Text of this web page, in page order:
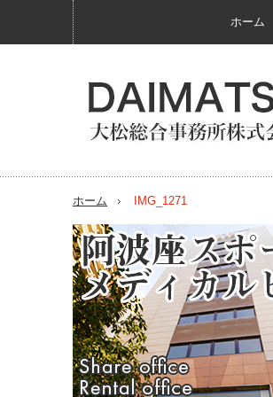
ホーム
ホーム IMG_1271